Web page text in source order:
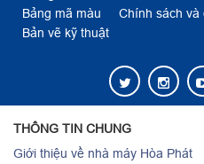
Bảng mã màu
Chính sách và
Bản vẽ kỹ thuật
THÔNG TIN CHUNG
Giới thiệu về nhà máy Hòa Phát